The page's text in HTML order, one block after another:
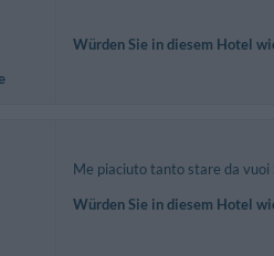
Würden Sie in diesem Hotel
Me piaciuto tanto stare da
Würden Sie in diesem Hotel